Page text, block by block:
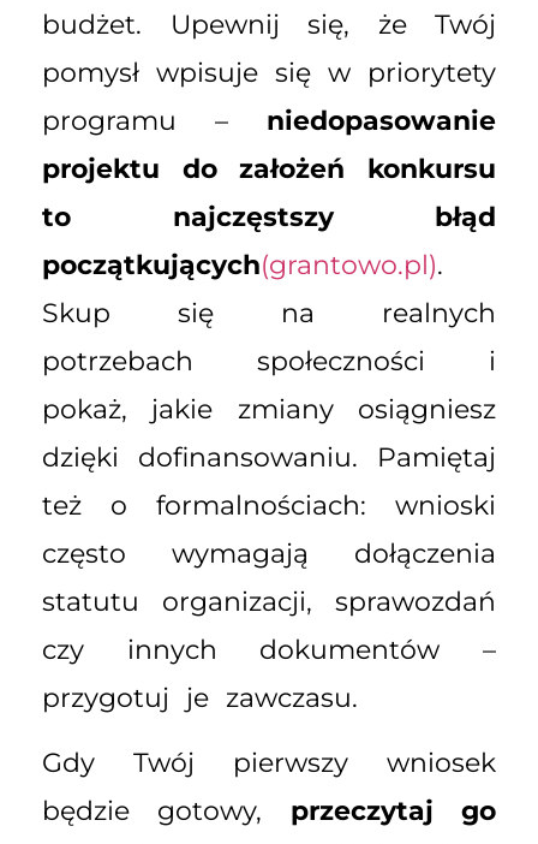
budżet. Upewnij się, że Twój
pomysł wpisuje się w priorytety
programu – niedopasowanie
projektu do założeń konkursu
to najczęstszy błąd
początkujących(grantowo.pl).
Skup się na realnych
potrzebach społeczności i
pokaż, jakie zmiany osiągniesz
dzięki dofinansowaniu. Pamiętaj
też o formalnościach: wnioski
często wymagają dołączenia
statutu organizacji, sprawozdań
czy innych dokumentów –
przygotuj je zawczasu.
Gdy Twój pierwszy wniosek
będzie gotowy, przeczytaj go